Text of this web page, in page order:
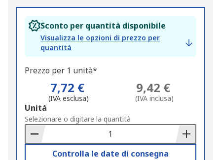
Sconto per quantità disponibile
Visualizza le opzioni di prezzo per
quantità
Prezzo per 1 unità*
7,72 €
(IVA esclusa)
9,42 €
(IVA inclusa)
Add
to
Basket
Unità
Selezionare o digitare la quantità
Controlla le date di consegna